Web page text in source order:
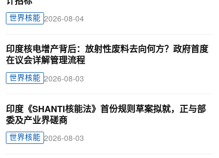
世界核能 2026-08-04
印度核电增产背后：放射性废料去向何方？政府首度
在议会详解管理流程
世界核能 2026-08-03
印度《SHANTI核能法》首份规则草案拟就，正与部
委及产业界磋商
世界核能 2026-08-03